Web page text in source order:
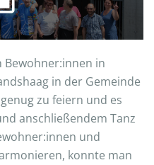
Bewohner:innen in
in der Gemeinde
zu feiern und es
anschließendem Tanz
und
konnte man